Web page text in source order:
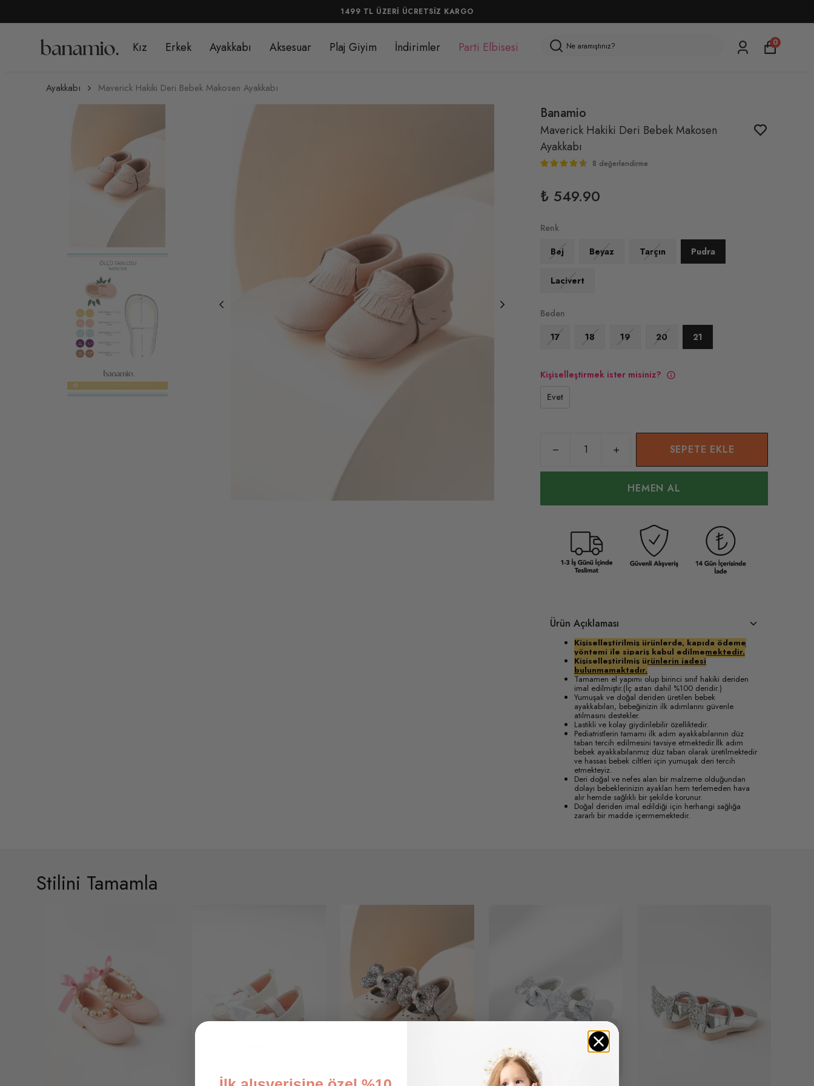
Kız Erkek Ayakkabı Aksesuar Plaj Giyim İndirimler Parti Elbisesi 0
Ayakkabı Maverick Hakiki Deri Bebek Makosen Ayakkabı
Banamio
Maverick Hakiki Deri Bebek Makosen
Ayakkabı
8 değerlendirme
₺ 549.90
Renk
Bej
Beyaz Tarçın Pudra
Lacivert
Beden
17
18 19 20 21
Kişiselleştirmek ister misiniz?
Evet
SEPETE EKLE
HEMEN AL
Ürün Açıklaması
Kişiselleştirilmiş ürünlerde, kapıda ödeme
yöntemi ile sipariş kabul edilmemektedir.
Kişiselleştirilmiş ürünlerin iadesi
bulunmamaktadır.
Tamamen el yapımı olup birinci sınıf hakiki deriden
imal edilmiştir.(İç astarı dahil %100 deridir.)
Yumuşak ve doğal deriden üretilen bebek
ayakkabıları, bebeğinizin ilk adımlarını güvenle
atılmasını destekler.
Lastikli ve kolay giydirilebilir özelliktedir.
Pediatristlerin tamamı ilk adım ayakkabılarının düz
taban tercih edilmesini tavsiye etmektedir.İlk adım
bebek ayakkabılarımız düz taban olarak üretilmektedir
ve hassas bebek ciltleri için yumuşak deri tercih
etmekteyiz.
Deri doğal ve nefes alan bir malzeme olduğundan
dolayı bebeklerinizin ayakları hem terlemeden hava
alır hemde sağlıklı bir şekilde korunur.
Doğal deriden imal edildiği için herhangi sağlığa
zararlı bir madde içermemektedir.
Stilini Tamamla